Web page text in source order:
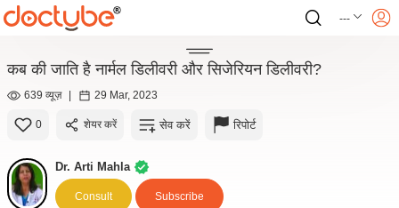
---
कब की जाति है नार्मल डिलीवरी और सिजेरियन डिलीवरी?
639 व्यूज़ | 29 Mar, 2023
0 शेयर करें सेव करें रिपोर्ट
Dr. Arti Mahla
Consult Subscribe